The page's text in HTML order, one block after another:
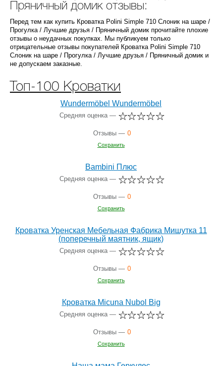
Пряничный домик отзывы:
Перед тем как купить Кроватка Polini Simple 710 Слоник на шаре /
Прогулка / Лучшие друзья / Пряничный домик прочитайте плохие
отзывы о неудачных покупках. Мы публикуем только
отрицательные отзывы покупателей Кроватка Polini Simple 710
Слоник на шаре / Прогулка / Лучшие друзья / Пряничный домик и
не допускаем заказные.
Топ-100 Кроватки
Wundermöbel Wundermöbel
Средняя оценка —
Отзывы — 0
Сохранить
Bambini Плюс
Средняя оценка —
Отзывы — 0
Сохранить
Кроватка Уренская Мебельная Фабрика Мишутка 11
(поперечный маятник, ящик)
Средняя оценка —
Отзывы — 0
Сохранить
Кроватка Micuna Nubol Big
Средняя оценка —
Отзывы — 0
Сохранить